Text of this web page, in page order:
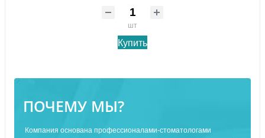
ПОЧЕМУ МЫ?
Компания основана профессионалами-стоматологами
шт
Купить